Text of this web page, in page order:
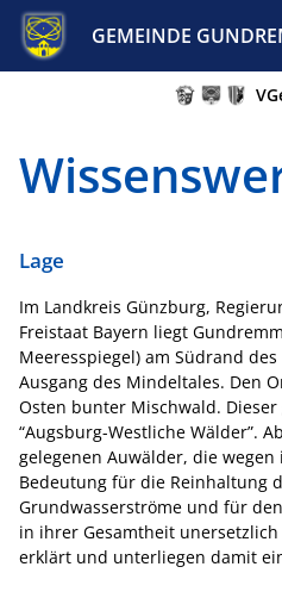
GEMEINDE
Lage
Im Landkreis Günzburg,
Freistaat Bayern liegt
Meeresspiegel) am Südrand
Ausgang des Mindeltales. Den
Osten bunter Mischwald.
“Augsburg-Westliche Wälder”.
gelegenen Auwälder, die
Bedeutung für die Reinhaltung
Grundwasserströme und für
in ihrer Gesamtheit
erklärt und unterliegen damit